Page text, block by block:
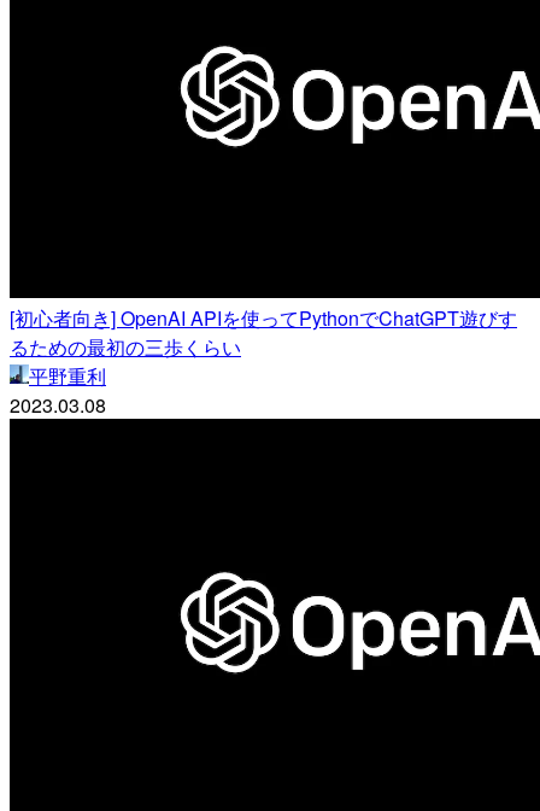
[初心者向き] OpenAI APIを使ってPythonでChatGPT遊びす
るための最初の三歩くらい
平野重利
2023.03.08